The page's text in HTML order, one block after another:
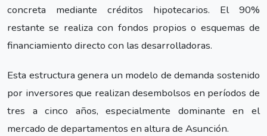
concreta mediante créditos hipotecarios. El 90%
restante se realiza con fondos propios o esquemas de
financiamiento directo con las desarrolladoras.
Esta estructura genera un modelo de demanda sostenido
por inversores que realizan desembolsos en períodos de
tres a cinco años, especialmente dominante en el
mercado de departamentos en altura de Asunción.